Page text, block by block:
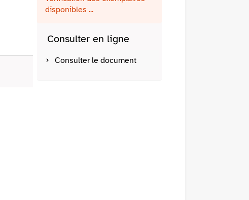
disponibles ...
Consulter en ligne
Consulter le document